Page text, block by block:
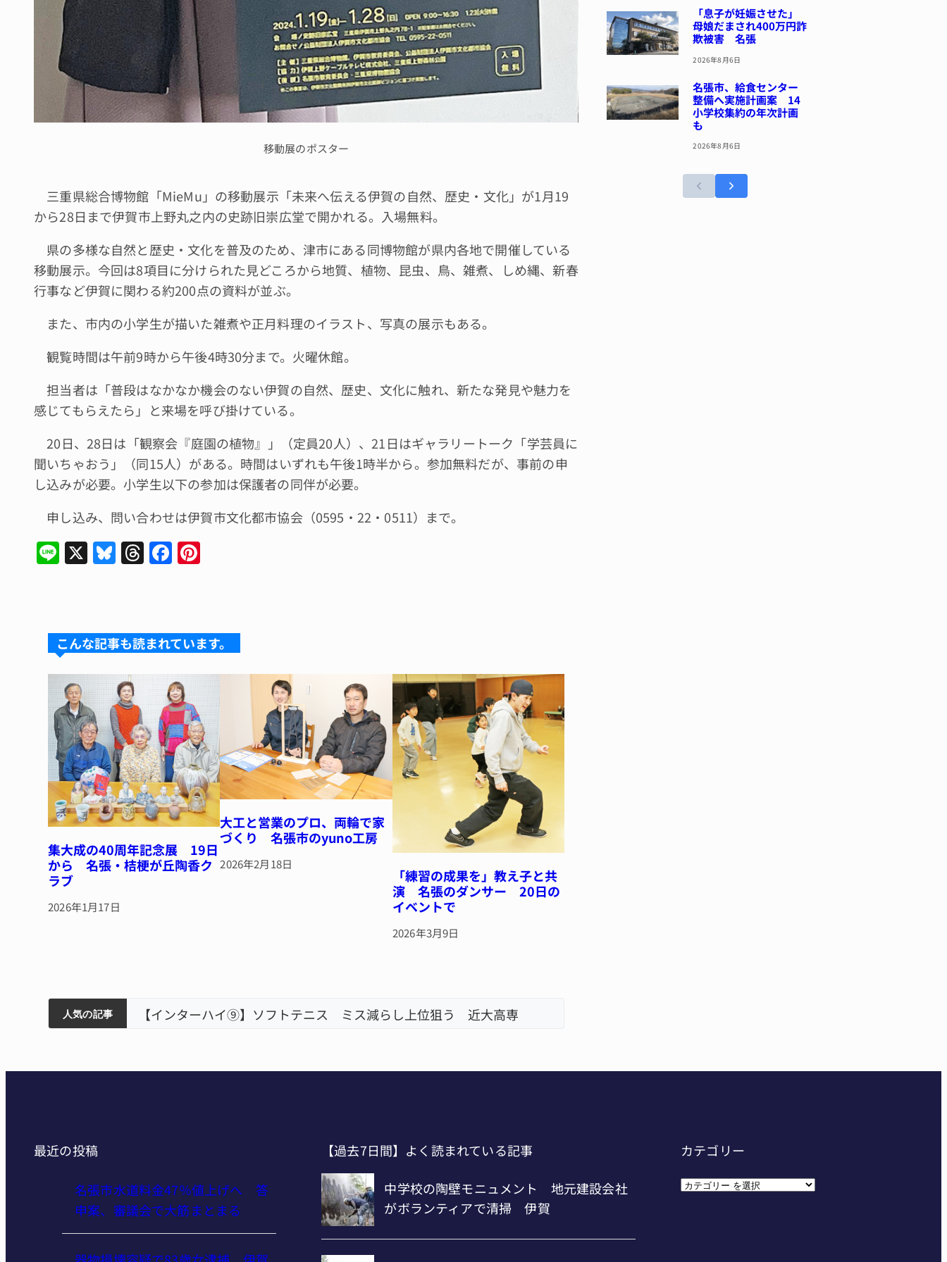
移動展のポスター
三重県総合博物館「MieMu」の移動展示「未来へ伝える伊賀の自然、歴史・文化」が1月19
から28日まで伊賀市上野丸之内の史跡旧崇広堂で開かれる。入場無料。
県の多様な自然と歴史・文化を普及のため、津市にある同博物館が県内各地で開催している
移動展示。今回は8項目に分けられた見どころから地質、植物、昆虫、鳥、雑煮、しめ縄、新春
行事など伊賀に関わる約200点の資料が並ぶ。
また、市内の小学生が描いた雑煮や正月料理のイラスト、写真の展示もある。
観覧時間は午前9時から午後4時30分まで。火曜休館。
担当者は「普段はなかなか機会のない伊賀の自然、歴史、文化に触れ、新たな発見や魅力を
感じてもらえたら」と来場を呼び掛けている。
20日、28日は「観察会『庭園の植物』」（定員20人）、21日はギャラリートーク「学芸員に
聞いちゃおう」（同15人）がある。時間はいずれも午後1時半から。参加無料だが、事前の申
し込みが必要。小学生以下の参加は保護者の同伴が必要。
申し込み、問い合わせは伊賀市文化都市協会（0595・22・0511）まで。
Li
n
X Bl
u
k
T
hr
d
s
F
a
b
o
o
k
st
こんな記事も読まれています。
集大成の40周年記念展 19日
から 名張・桔梗が丘陶香ク
ラブ
2026年1月17日
大工と営業のプロ、両輪で家
づくり 名張市のyuno工房
2026年2月18日
「練習の成果を」教え子と共
演 名張のダンサー 20日の
イベントで
2026年3月9日
人気の記事
ィアで清掃 伊賀
3回目の派遣
う 近大高専 リレーで東海中学総体へ 伊賀・名張
「息子が妊娠させた」
母娘だまされ400万円詐
欺被害 名張
2026年8月6日
名張市、給食センター
整備へ実施計画案 14
小学校集約の年次計画
も
2026年8月6日
最近の投稿
名張市水道料金47％値上げへ 答
申案、審議会で大筋まとまる
【過去7日間】よく読まれている記事
カテゴリー
カ